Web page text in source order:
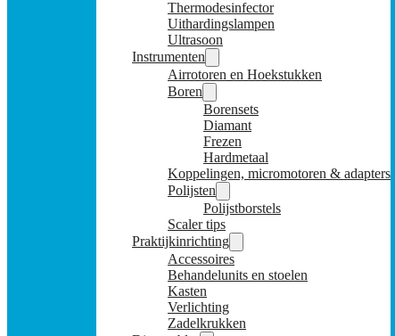
Thermodesinfector
Uithardingslampen
Ultrasoon
Instrumenten
Airrotoren en Hoekstukken
Boren
Borensets
Diamant
Frezen
Hardmetaal
Koppelingen, micromotoren & adapters
Polijsten
Polijstborstels
Scaler tips
Praktijkinrichting
Accessoires
Behandelunits en stoelen
Kasten
Verlichting
Zadelkrukken